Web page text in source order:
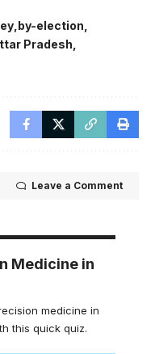
by-election
Pradesh
Leave a Comment
Medicine in
medicine in
this quick quiz.